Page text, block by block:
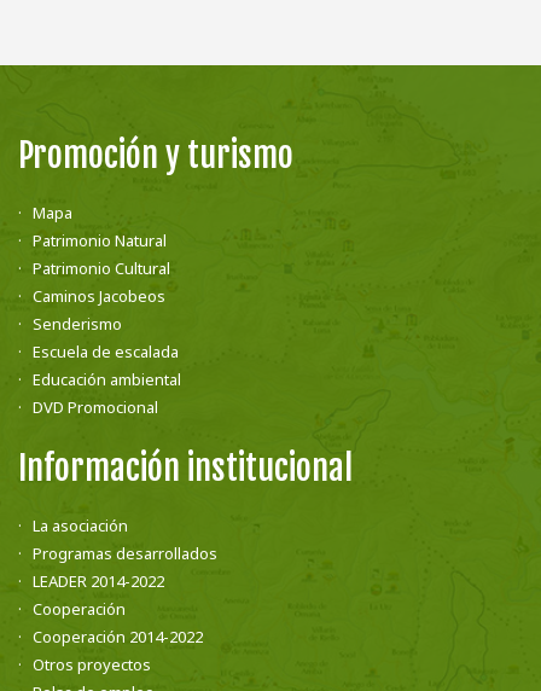
Promoción y turismo
Mapa
Patrimonio Natural
Patrimonio Cultural
Caminos Jacobeos
Senderismo
Escuela de escalada
Educación ambiental
DVD Promocional
Información institucional
La asociación
Programas desarrollados
LEADER 2014-2022
Cooperación
Cooperación 2014-2022
Otros proyectos